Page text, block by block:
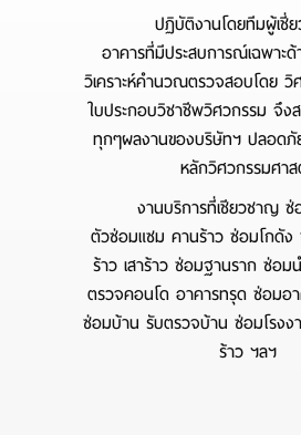
ปฏิบัติงานโดยทีมผู้เชี่ย
อาคารที่มีประสบการณ์เฉพาะ
วิเคราะห์คำนวณตรวจสอบโดย วิ
ใบประกอบวิชาชีพวิศวกรรม จึง
ทุกๆผลงานของบริษัทฯ ปลอดภั
หลักวิศวกรรมศา
งานบริการที่เชียวชาญ ซ่อ
ตัวซ่อมแซม คานร้าว ซ่อมโกดัง
ร้าว เสาร้าว ซ่อมฐานราก ซ่อ
ตรวจคอนโด อาคารทรุด ซ่อมอ
ซ่อมบ้าน รับตรวจบ้าน ซ่อมโรง
ร้าว ฯลฯ